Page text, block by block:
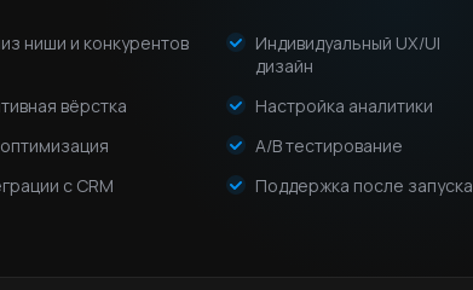
ниши и конкурентов
Индивидуальный UX/UI
дизайн
вёрстка
Настройка аналитики
A/B тестирование
с CRM
Поддержка после запуска